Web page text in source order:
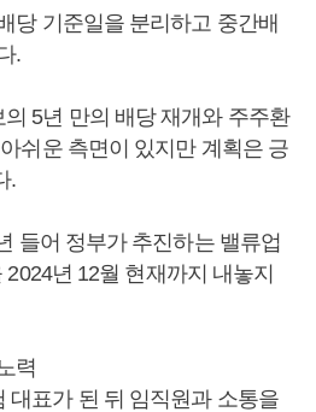
당 기준일을 분리하고 중간배
.
5년 만의 배당 재개와 주주환
쉬운 측면이 있지만 계획은 긍
.
들어 정부가 추진하는 밸류업
년 12월 현재까지 내놓지
력
대표가 된 뒤 임직원과 소통을